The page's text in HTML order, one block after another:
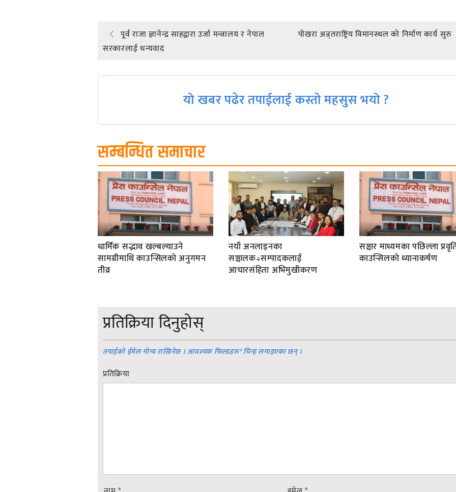
Post
navigation
पूर्व राजा ज्ञानेन्द्र साहद्वारा उर्जा मन्त्रालय र नेपाल
सरकारलाई धन्यवाद
पोखरा अन्र्तराष्ट्रिय विमानस्थल को निर्माण कार्य सुरु
यो खबर पढेर तपाईलाई कस्तो महसुस भयो ?
सम्बन्धित समाचार
धार्मिक सद्भाव खल्बल्याउने
सामग्रीमाथि काउन्सिलको अनुगमन
तीव्र
नयाँ अनलाइनका
सञ्चालक÷सम्पादकलाई
आचारसंहिता अभिमुखीकरण
सञ्चार माध्यमका पछिल्ला
काउन्सिलको ध्यानाकर्षण
प्रतिक्रिया दिनुहोस्
तपाईको ईमेल गोप्य राखिनेछ । आवश्यक फिल्डहरु*चिन्ह लगाइएका छन् ।
प्रतिक्रिया